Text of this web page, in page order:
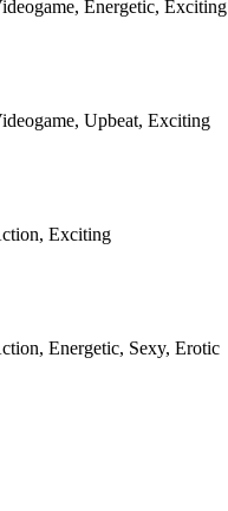
Energetic, Exciting
Upbeat, Exciting
Exciting
Energetic, Sexy, Erotic